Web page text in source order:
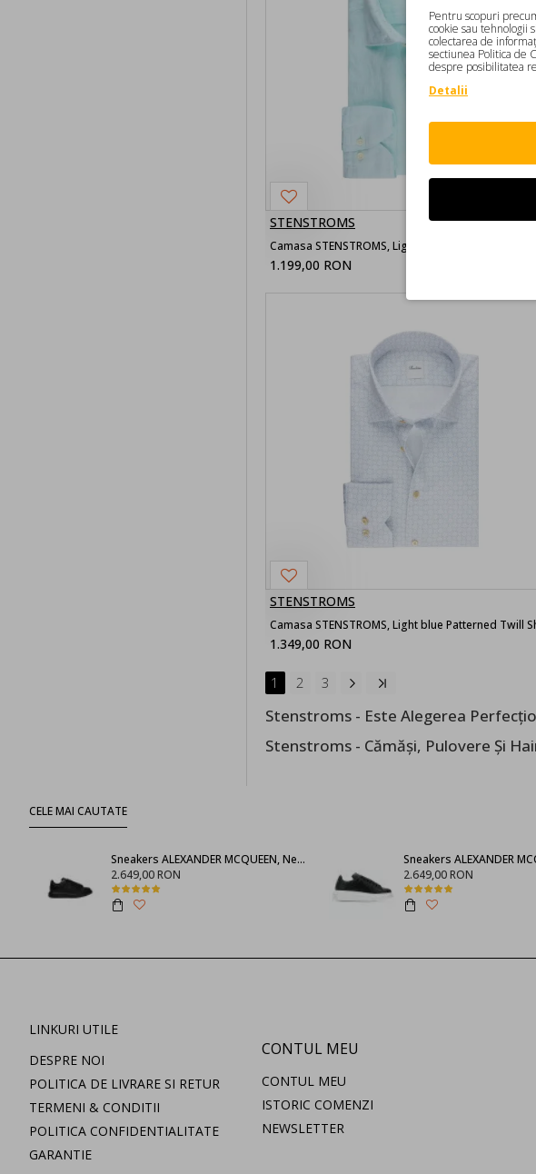
STENSTROMS
Camasa STENSTROMS, Light blue Linen
1.199,00 RON
STENSTROMS
Camasa STENSTROMS, Light blue Patterned Twill
1.349,00 RON
1 2 3
Stenstroms - Este Alegerea
Stenstroms - Cămăși, Pulovere Și
CELE MAI CAUTATE
Sneakers ALEXANDER MCQUEEN, Negru full
2.649,00 RON
2.649,00 RON
LINKURI UTILE
DESPRE NOI
POLITICA DE LIVRARE SI RETUR
TERMENI & CONDITII
POLITICA CONFIDENTIALITATE
GARANTIE
CONTUL MEU
CONTUL MEU
ISTORIC COMENZI
NEWSLETTER
Pentru scopuri
cookie sau tehnologii
colectarea de
sectiunea Politica de
despre posibilitatea
Detalii